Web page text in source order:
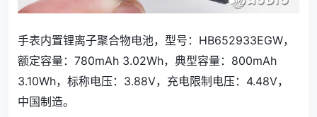
手表内置锂离子聚合物电池，型号：HB652933EGW，
额定容量：780mAh 3.02Wh，典型容量：800mAh
3.10Wh，标称电压：3.88V，充电限制电压：4.48V，
中国制造。